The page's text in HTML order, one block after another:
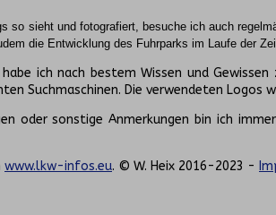
so sieht und fotografiert, besuche ich auch
die Entwicklung des Fuhrparks im Laufe der
ich nach bestem Wissen und
Suchmaschinen. Die verwendeten Logos
oder sonstige Anmerkungen bin ich
www.lkw-infos.eu. © W. Heix 2016-2023 -